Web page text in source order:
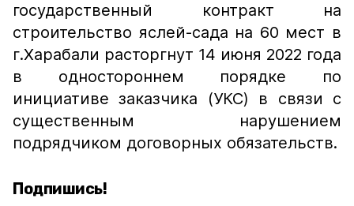
государственный контракт на
строительство яслей-сада на 60 мест в
г.Харабали расторгнут 14 июня 2022 года
в одностороннем порядке по
инициативе заказчика (УКС) в связи с
существенным нарушением
подрядчиком договорных обязательств.
Подпишись!